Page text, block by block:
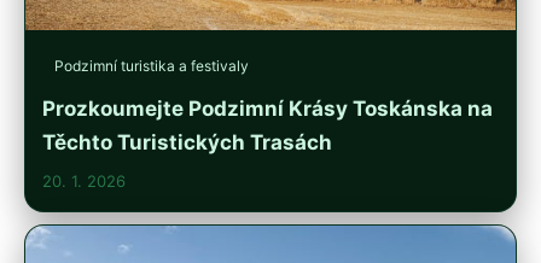
Podzimní turistika a festivaly
Prozkoumejte Podzimní Krásy Toskánska na
Těchto Turistických Trasách
20. 1. 2026